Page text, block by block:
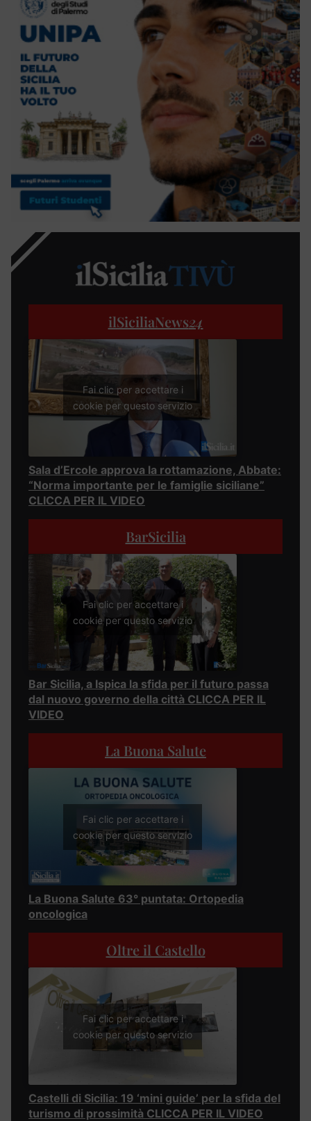
ilSiciliaNews24
Fai clic per accettare i
cookie per questo servizio
Sala d’Ercole approva la rottamazione, Abbate:
“Norma importante per le famiglie siciliane”
CLICCA PER IL VIDEO
BarSicilia
Fai clic per accettare i
cookie per questo servizio
Bar Sicilia, a Ispica la sfida per il futuro passa
dal nuovo governo della città CLICCA PER IL
VIDEO
La Buona Salute
Fai clic per accettare i
cookie per questo servizio
La Buona Salute 63° puntata: Ortopedia
oncologica
Oltre il Castello
Fai clic per accettare i
cookie per questo servizio
Castelli di Sicilia: 19 ‘mini guide’ per la sfida del
turismo di prossimità CLICCA PER IL VIDEO